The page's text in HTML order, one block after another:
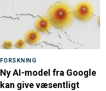
FORSKNING
Ny AI-model fra Google
kan give væsentligt